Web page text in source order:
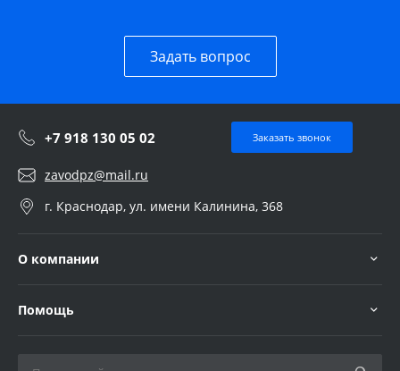
Задать вопрос
+7 918 130 05 02 Заказать звонок
zavodpz@mail.ru
г. Краснодар, ул. имени Калинина, 368
О компании
Помощь